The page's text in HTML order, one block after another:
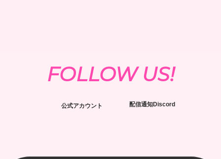
FOLLOW US!
公式アカウント 配信通知Discord